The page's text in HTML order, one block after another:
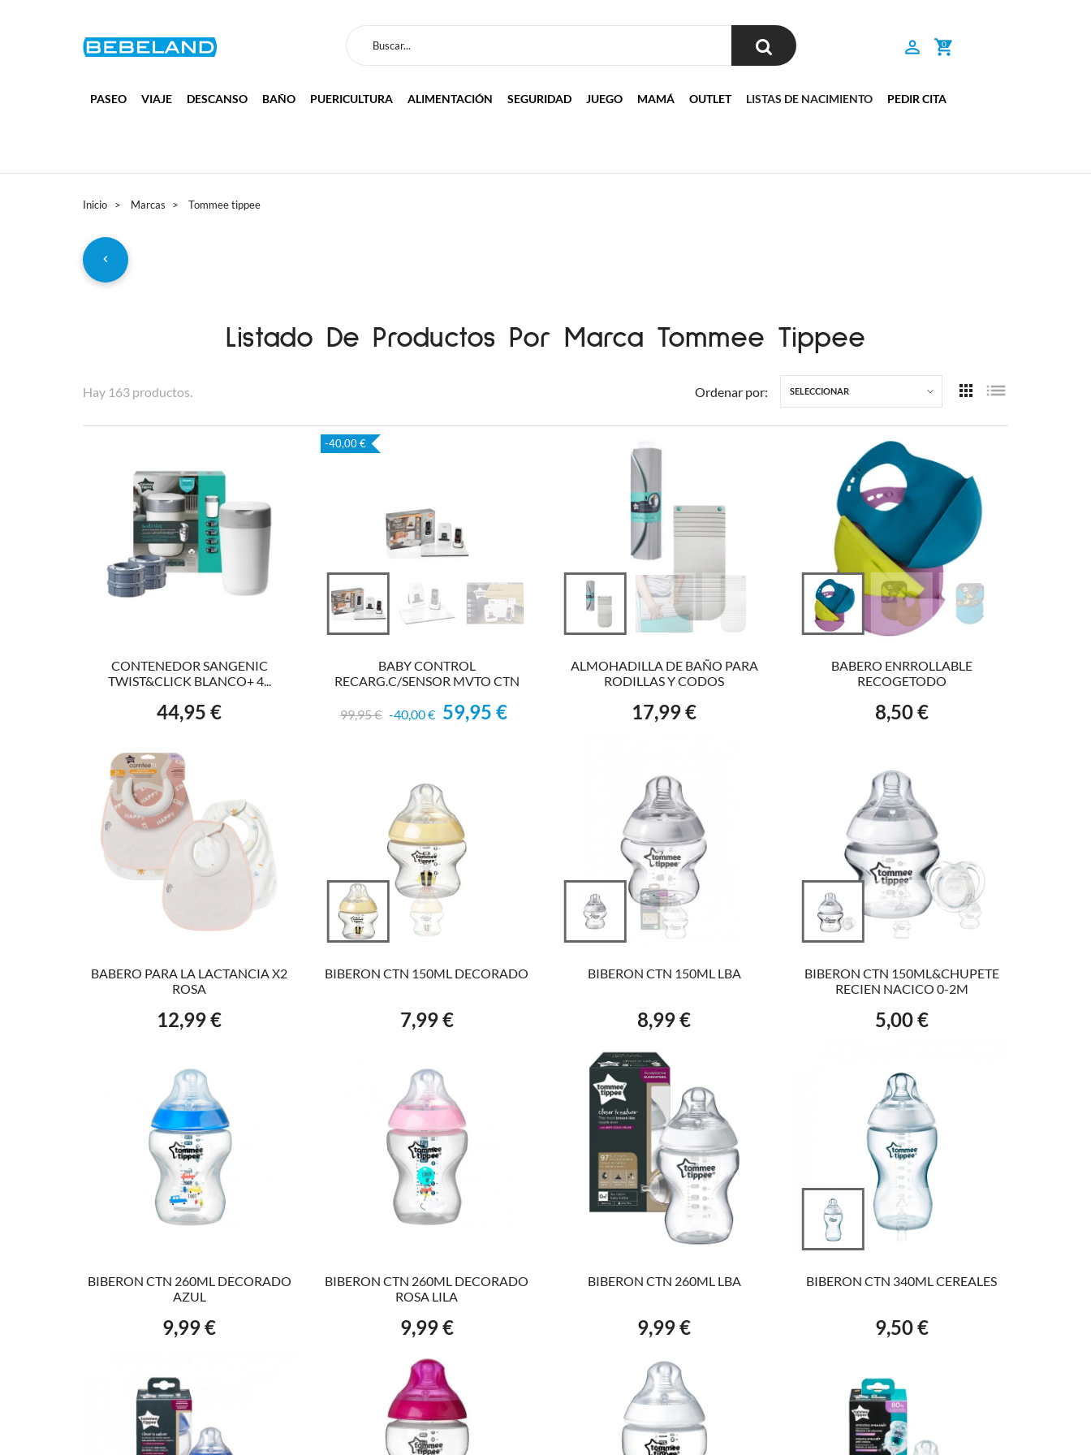
PASEO VIAJE DESCANSO BAÑO PUERICULTURA ALIMENTACIÓN SEGURIDAD JUEGO MAMÁ OUTLET LISTAS DE NACIMIENTO PEDIR CITA
0
Inicio Marcas Tommee tippee
Listado De Productos Por Marca Tommee Tippee
Hay 163 productos. Ordenar por: SELECCIONAR
AÑADIR AL CARRITO
CONTENEDOR SANGENIC
TWIST&CLICK BLANCO+ 4...
Precio
44,95 €
-40,00 €
VER EL PRODUCTO
BABY CONTROL
RECARG.C/SENSOR MVTO CTN
Precio base
99,95 € -40,00 € Precio
59,95 €
AÑADIR AL CARRITO
ALMOHADILLA DE BAÑO PARA
RODILLAS Y CODOS
Precio
17,99 €
AÑADIR AL CARRITO
BABERO ENRROLLABLE
RECOGETODO
Precio
8,50 €
AÑADIR AL CARRITO
BABERO PARA LA LACTANCIA X2
ROSA
Precio
12,99 €
VER EL PRODUCTO
BIBERON CTN 150ML DECORADO
Precio
7,99 €
AÑADIR AL CARRITO
BIBERON CTN 150ML LBA
Precio
8,99 €
VER EL PRODUCTO
BIBERON CTN 150ML&CHUPETE
RECIEN NACICO 0-2M
Precio
5,00 €
VER EL PRODUCTO
BIBERON CTN 260ML DECORADO
AZUL
Precio
9,99 €
AÑADIR AL CARRITO
BIBERON CTN 260ML DECORADO
ROSA LILA
Precio
9,99 €
AÑADIR AL CARRITO
BIBERON CTN 260ML LBA
Precio
9,99 €
VER EL PRODUCTO
BIBERON CTN 340ML CEREALES
Precio
9,50 €